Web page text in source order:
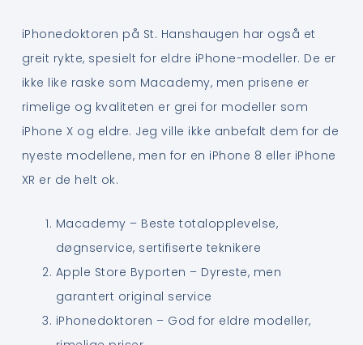
iPhonedoktoren på St. Hanshaugen har også et
greit rykte, spesielt for eldre iPhone-modeller. De er
ikke like raske som Macademy, men prisene er
rimelige og kvaliteten er grei for modeller som
iPhone X og eldre. Jeg ville ikke anbefalt dem for de
nyeste modellene, men for en iPhone 8 eller iPhone
XR er de helt ok.
Macademy – Beste totalopplevelse,
døgnservice, sertifiserte teknikere
Apple Store Byporten – Dyreste, men
garantert original service
iPhonedoktoren – God for eldre modeller,